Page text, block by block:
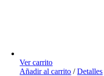
Ver carrito
Añadir al carrito / Detalles